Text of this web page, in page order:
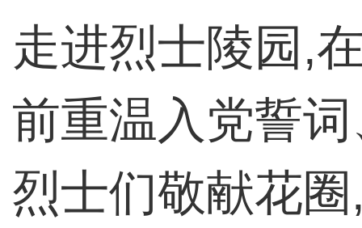
走进烈士陵园,
前重温入党誓
烈士们敬献花